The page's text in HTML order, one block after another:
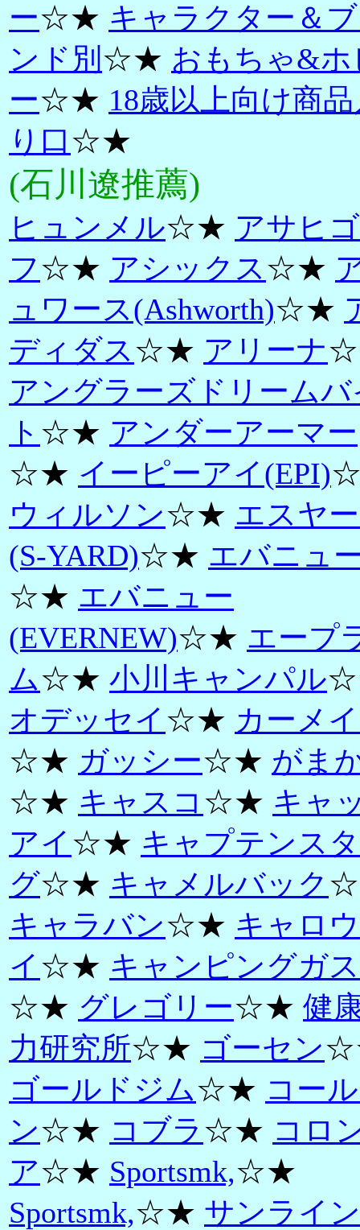
ー☆★ キャラクター＆
ンド別 ☆★ おもちゃ&ホ
ー☆★ 18歳以上向け商
り口☆★
(石川遼推薦)
ヒュンメル☆★ アサヒ
フ☆★ アシックス☆★
ュワース(Ashworth)☆★
ディダス☆★ アリーナ
アングラーズドリームバ
ト ☆★ アンダーアーマー
☆★ イーピーアイ(EPI)
ウィルソン☆★ エスヤ
(S-YARD)☆★ エバニュ
☆★ エバニュー
(EVERNEW)☆★ エープ
ム☆★ 小川キャンパル
オデッセイ ☆★ カーメ
☆★ ガッシー☆★ がま
☆★ キャスコ ☆★ キャ
アイ ☆★ キャプテンス
グ☆★ キャメルバック
キャラバン☆★ キャロ
イ ☆★ キャンピングガス
☆★ グレゴリー☆★ 健
力研究所☆★ ゴーセン
ゴールドジム☆★ コー
ン☆★ コブラ ☆★ コロ
ア☆★ Sportsmk,☆★
Sportsmk,☆★ サンライン